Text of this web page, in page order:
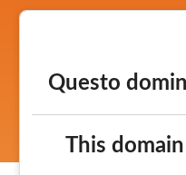
Questo
This